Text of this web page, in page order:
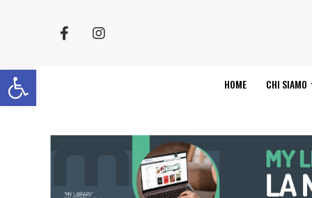
Apri la barra degli strumenti HOME CHI SIAMO